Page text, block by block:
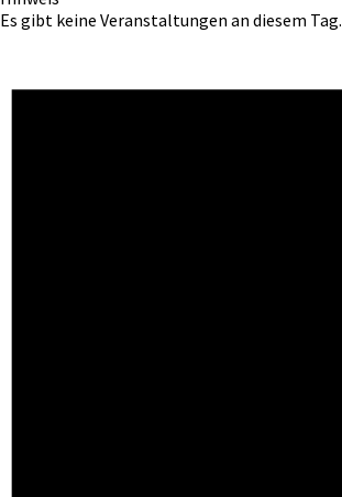
Es gibt keine Veranstaltungen an diesem Tag.